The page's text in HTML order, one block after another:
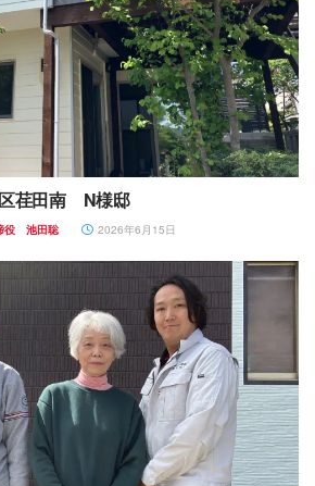
荏田南 N様邸
役 池田聡 2026年6月15日